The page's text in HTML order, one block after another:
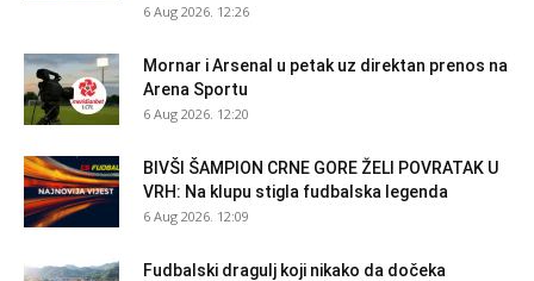
6 Aug 2026. 12:26
Mornar i Arsenal u petak uz direktan prenos na
Arena Sportu
6 Aug 2026. 12:20
BIVŠI ŠAMPION CRNE GORE ŽELI POVRATAK U
VRH: Na klupu stigla fudbalska legenda
6 Aug 2026. 12:09
Fudbalski dragulj koji nikako da dočeka